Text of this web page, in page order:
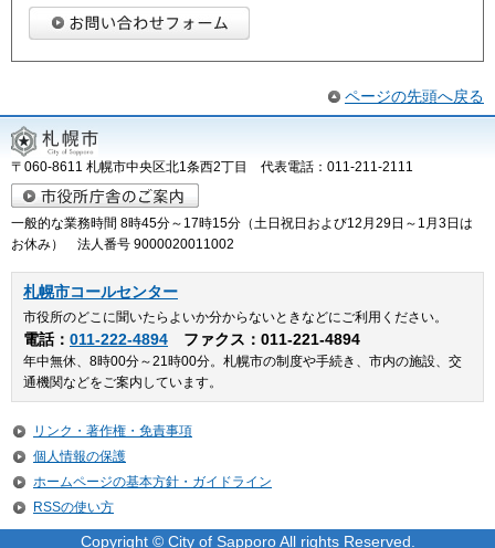
ページの先頭へ戻る
〒060-8611 札幌市中央区北1条西2丁目 代表電話：011-211-2111
一般的な業務時間 8時45分～17時15分（土日祝日および12月29日～1月3日は
お休み） 法人番号 9000020011002
札幌市コールセンター
市役所のどこに聞いたらよいか分からないときなどにご利用ください。
電話： 011-222-4894 ファクス：011-221-4894
年中無休、8時00分～21時00分。札幌市の制度や手続き、市内の施設、交
通機関などをご案内しています。
リンク・著作権・免責事項
個人情報の保護
ホームページの基本方針・ガイドライン
RSSの使い方
Copyright © City of Sapporo All rights Reserved.